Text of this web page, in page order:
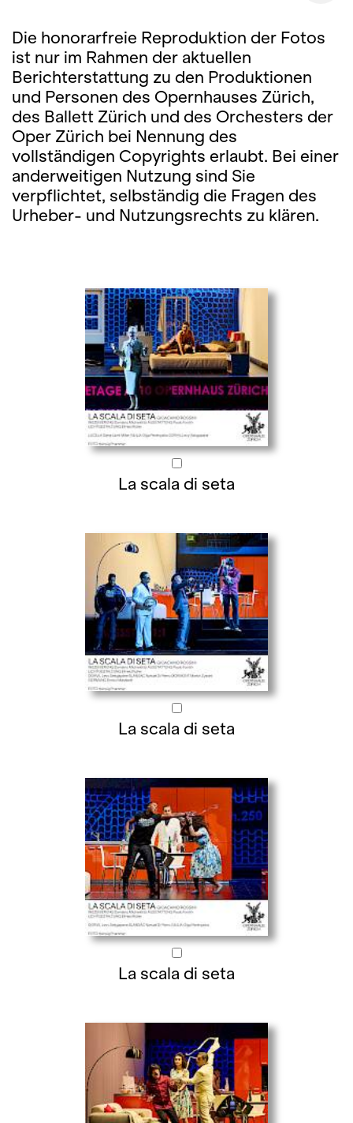
Die honorarfreie Reproduktion der Fotos
ist nur im Rahmen der aktuellen
Berichterstattung zu den Produktionen
und Personen des Opernhauses Zürich,
des Ballett Zürich und des Orchesters der
Oper Zürich bei Nennung des
vollständigen Copyrights erlaubt. Bei einer
anderweitigen Nutzung sind Sie
verpflichtet, selbständig die Fragen des
Urheber- und Nutzungsrechts zu klären.
La scala di seta
La scala di seta
La scala di seta